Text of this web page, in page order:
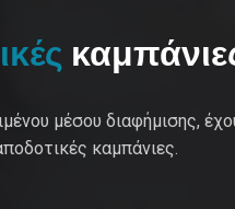
μέσου διαφήμισης,
καμπάνιες.